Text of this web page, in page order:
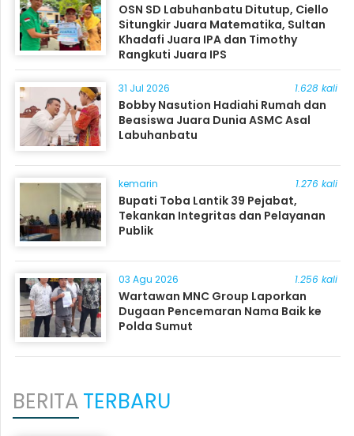
OSN SD Labuhanbatu Ditutup, Ciello
Situngkir Juara Matematika, Sultan
Khadafi Juara IPA dan Timothy
Rangkuti Juara IPS
31 Jul 2026 1.628 kali
Bobby Nasution Hadiahi Rumah dan
Beasiswa Juara Dunia ASMC Asal
Labuhanbatu
kemarin 1.276 kali
Bupati Toba Lantik 39 Pejabat,
Tekankan Integritas dan Pelayanan
Publik
03 Agu 2026 1.256 kali
Wartawan MNC Group Laporkan
Dugaan Pencemaran Nama Baik ke
Polda Sumut
BERITATERBARU